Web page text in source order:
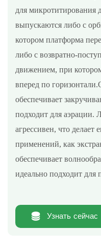
для микротитирования
выпускаются либо с
котором платформа
либо с возвратно-
движением, при
вперед по
обеспечивает
подходит для аэрации.
агрессивен, что делает
применений, как
обеспечивает
идеально подходит для
Узнать сейчас